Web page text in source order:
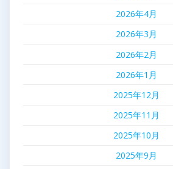
2026年4月
2026年3月
2026年2月
2026年1月
2025年12月
2025年11月
2025年10月
2025年9月